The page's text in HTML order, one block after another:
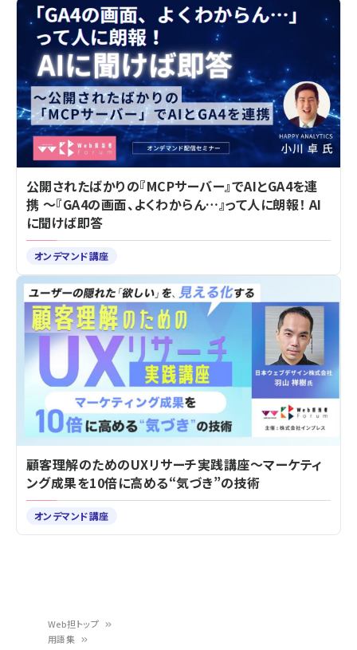
Web担トップ
用語集
公開されたばかりの『MCPサーバー』でAIとGA4を連
携 ～『GA4の画面、よくわからん…』って人に朗報！ AI
に聞けば即答
オンデマンド講座
顧客理解のためのUXリサーチ実践講座～マーケティ
ング成果を10倍に高める“気づき”の技術
オンデマンド講座